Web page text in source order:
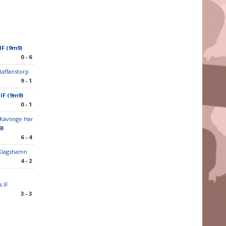
(9m9)
0 - 6
9 - 1
(9m9)
0 - 1
Har
6 - 4
4 - 2
IF
3 - 3